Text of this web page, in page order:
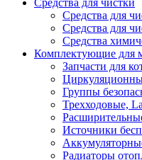
Средства для чистки
Средства для
Средства для
Средства
Комплектующие для
Запчасти для
Группы
Трехходовые,
Источники
Радиаторы